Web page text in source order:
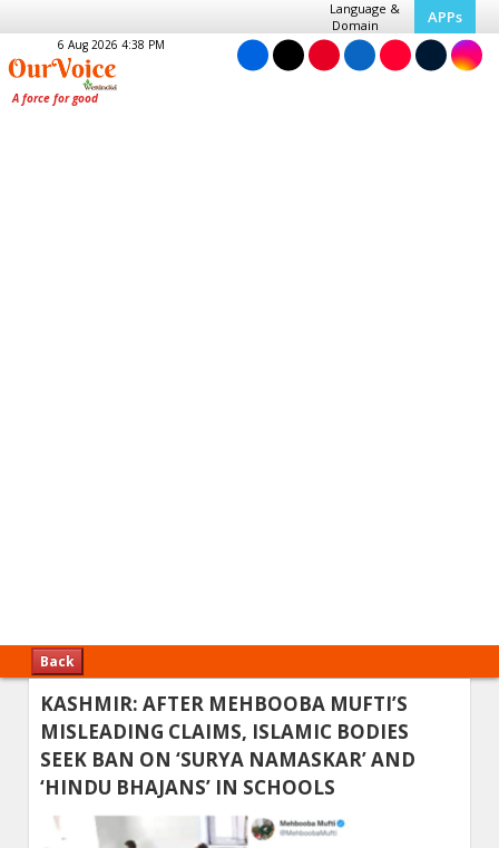
Language &
Domain
APPs
6 Aug 2026 4:38 PM
Back
KASHMIR: AFTER MEHBOOBA MUFTI’S
MISLEADING CLAIMS, ISLAMIC BODIES
SEEK BAN ON ‘SURYA NAMASKAR’ AND
‘HINDU BHAJANS’ IN SCHOOLS